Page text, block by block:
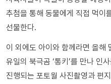
추첨을 통해 동물에게 직접 먹이
선물한다.
이 외에도 아이와 함께라면 올해
유일의 북극곰 ‘통키’를 만나 인
진행되는 포토월 사진촬영과 편